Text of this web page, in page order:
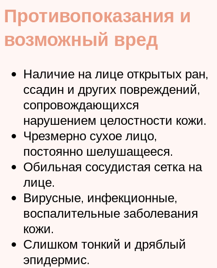
Противопоказания и
возможный вред
Наличие на лице открытых ран,
ссадин и других повреждений,
сопровождающихся
нарушением целостности кожи.
Чрезмерно сухое лицо,
постоянно шелушащееся.
Обильная сосудистая сетка на
лице.
Вирусные, инфекционные,
воспалительные заболевания
кожи.
Слишком тонкий и дряблый
эпидермис.